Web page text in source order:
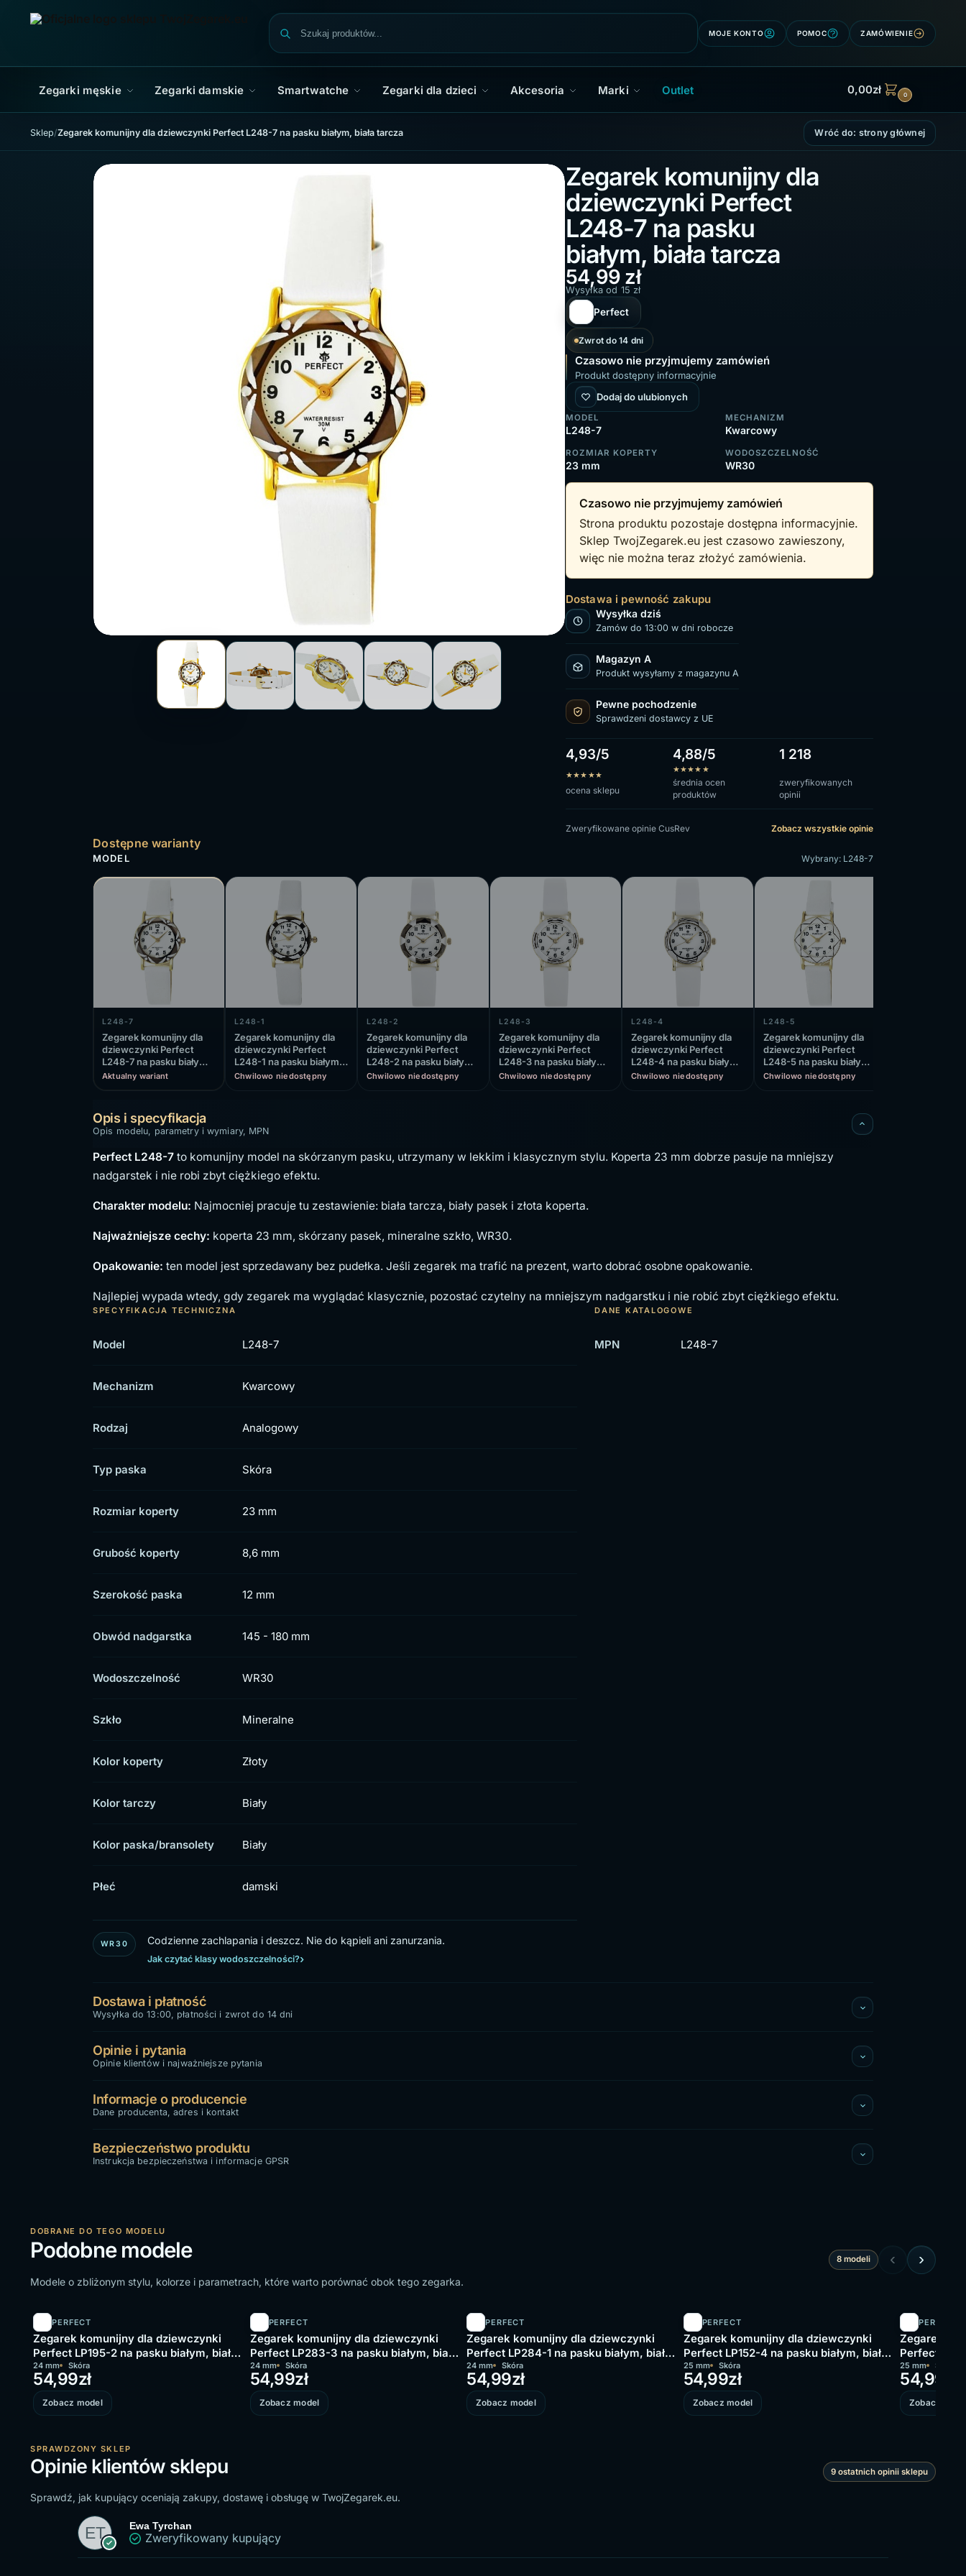
Szukaj
MOJE KONTO POMOC ZAMÓWIENIE
Zegarki męskie Zegarki damskie Smartwatche Zegarki dla dzieci Akcesoria Marki Outlet 0,00zł 0
Sklep Zegarek komunijny dla dziewczynki Perfect L248-7 na pasku białym, biała tarcza Wróć do: strony głównej
Zegarek komunijny dla
dziewczynki Perfect
L248-7 na pasku
białym, biała tarcza
54,99 zł
Wysyłka od 15 zł
Perfect
Zwrot do 14 dni
Czasowo nie przyjmujemy zamówień
Produkt dostępny informacyjnie
Dodaj do ulubionych
MODEL
L248-7
MECHANIZM
Kwarcowy
ROZMIAR KOPERTY
23 mm
WODOSZCZELNOŚĆ
WR30
Czasowo nie przyjmujemy zamówień
Strona produktu pozostaje dostępna informacyjnie.
Sklep TwojZegarek.eu jest czasowo zawieszony,
więc nie można teraz złożyć zamówienia.
Dostawa i pewność zakupu
Wysyłka dziś
Zamów do 13:00 w dni robocze
Magazyn A
Produkt wysyłamy z magazynu A
Pewne pochodzenie
Sprawdzeni dostawcy z UE
4,93/5
★★★ ★★
ocena sklepu
4,88/5
★★★★ ★
średnia ocen
produktów
1 218
zweryfikowanych
opinii
Zweryfikowane opinie CusRev Zobacz wszystkie opinie
Dostępne warianty
MODEL Wybrany: L248-7
L248-7
Zegarek komunijny dla
dziewczynki Perfect
L248-7 na pasku białym,
biała tarcza
Aktualny wariant
L248-1
Zegarek komunijny dla
dziewczynki Perfect
L248-1 na pasku białym,
biała tarcza
Chwilowo niedostępny
L248-2
Zegarek komunijny dla
dziewczynki Perfect
L248-2 na pasku białym,
biała tarcza
Chwilowo niedostępny
L248-3
Zegarek komunijny dla
dziewczynki Perfect
L248-3 na pasku białym,
biała tarcza
Chwilowo niedostępny
L248-4
Zegarek komunijny dla
dziewczynki Perfect
L248-4 na pasku białym,
biała tarcza
Chwilowo niedostępny
L248-5
Zegarek komunijny dla
dziewczynki Perfect
L248-5 na pasku białym,
biała tarcza
Chwilowo niedostępny
Opis i specyfikacja
Opis modelu, parametry i wymiary, MPN
Perfect L248-7to komunijny model na skórzanym pasku, utrzymany w lekkim i klasycznym stylu. Koperta 23 mm dobrze pasuje na mniejszy
nadgarstek i nie robi zbyt ciężkiego efektu.
Charakter modelu: Najmocniej pracuje tu zestawienie: biała tarcza, biały pasek i złota koperta.
Najważniejsze cechy: koperta 23 mm, skórzany pasek, mineralne szkło, WR30.
Opakowanie: ten model jest sprzedawany bez pudełka. Jeśli zegarek ma trafić na prezent, warto dobrać osobne opakowanie.
Najlepiej wypada wtedy, gdy zegarek ma wyglądać klasycznie, pozostać czytelny na mniejszym nadgarstku i nie robić zbyt ciężkiego efektu.
SPECYFIKACJA TECHNICZNA
Model L248-7
Mechanizm Kwarcowy
Rodzaj Analogowy
Typ paska Skóra
Rozmiar koperty 23 mm
Grubość koperty 8,6 mm
Szerokość paska 12 mm
Obwód nadgarstka 145 - 180 mm
Wodoszczelność WR30
Szkło Mineralne
Kolor koperty Złoty
Kolor tarczy Biały
Kolor paska/bransolety Biały
Płeć damski
WR30 Codzienne zachlapania i deszcz. Nie do kąpieli ani zanurzania.
Jak czytać klasy wodoszczelności?
DANE KATALOGOWE
MPN L248-7
Dostawa i płatność
Wysyłka do 13:00, płatności i zwrot do 14 dni
Opinie i pytania
Opinie klientów i najważniejsze pytania
Informacje o producencie
Dane producenta, adres i kontakt
Bezpieczeństwo produktu
Instrukcja bezpieczeństwa i informacje GPSR
DOBRANE DO TEGO MODELU
Podobne modele 8 modeli ‹ ›
Modele o zbliżonym stylu, kolorze i parametrach, które warto porównać obok tego zegarka.
PERFECT
Zegarek komunijny dla dziewczynki
Perfect LP195-2 na pasku białym, biała
tarcza
24 mm Skóra
54,99zł
Zobacz model
PERFECT
Zegarek komunijny dla dziewczynki
Perfect LP283-3 na pasku białym, biała
tarcza
24 mm Skóra
54,99zł
Zobacz model
PERFECT
Zegarek komunijny dla dziewczynki
Perfect LP284-1 na pasku białym, biała
tarcza
24 mm Skóra
54,99zł
Zobacz model
PERFECT
Zegarek komunijny dla dziewczynki
Perfect LP152-4 na pasku białym, biała
tarcza
25 mm Skóra
54,99zł
Zobacz model
PERFECT
Zegarek
Perfect
tarcza
25 mm Skóra
54,99
Zobacz
SPRAWDZONY SKLEP
Opinie klientów sklepu 9 ostatnich opinii sklepu
Sprawdź, jak kupujący oceniają zakupy, dostawę i obsługę w TwojZegarek.eu.
Ewa Tyrchan
Zweryfikowany kupujący